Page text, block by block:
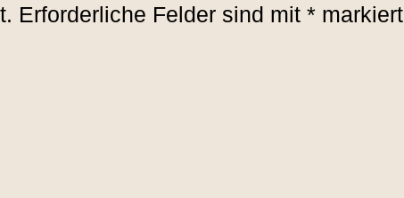
Erforderliche Felder sind mit * markiert